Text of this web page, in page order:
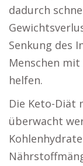
dadurch
Senkung des
Menschen
helfen.
Die Keto-Diät
überwacht